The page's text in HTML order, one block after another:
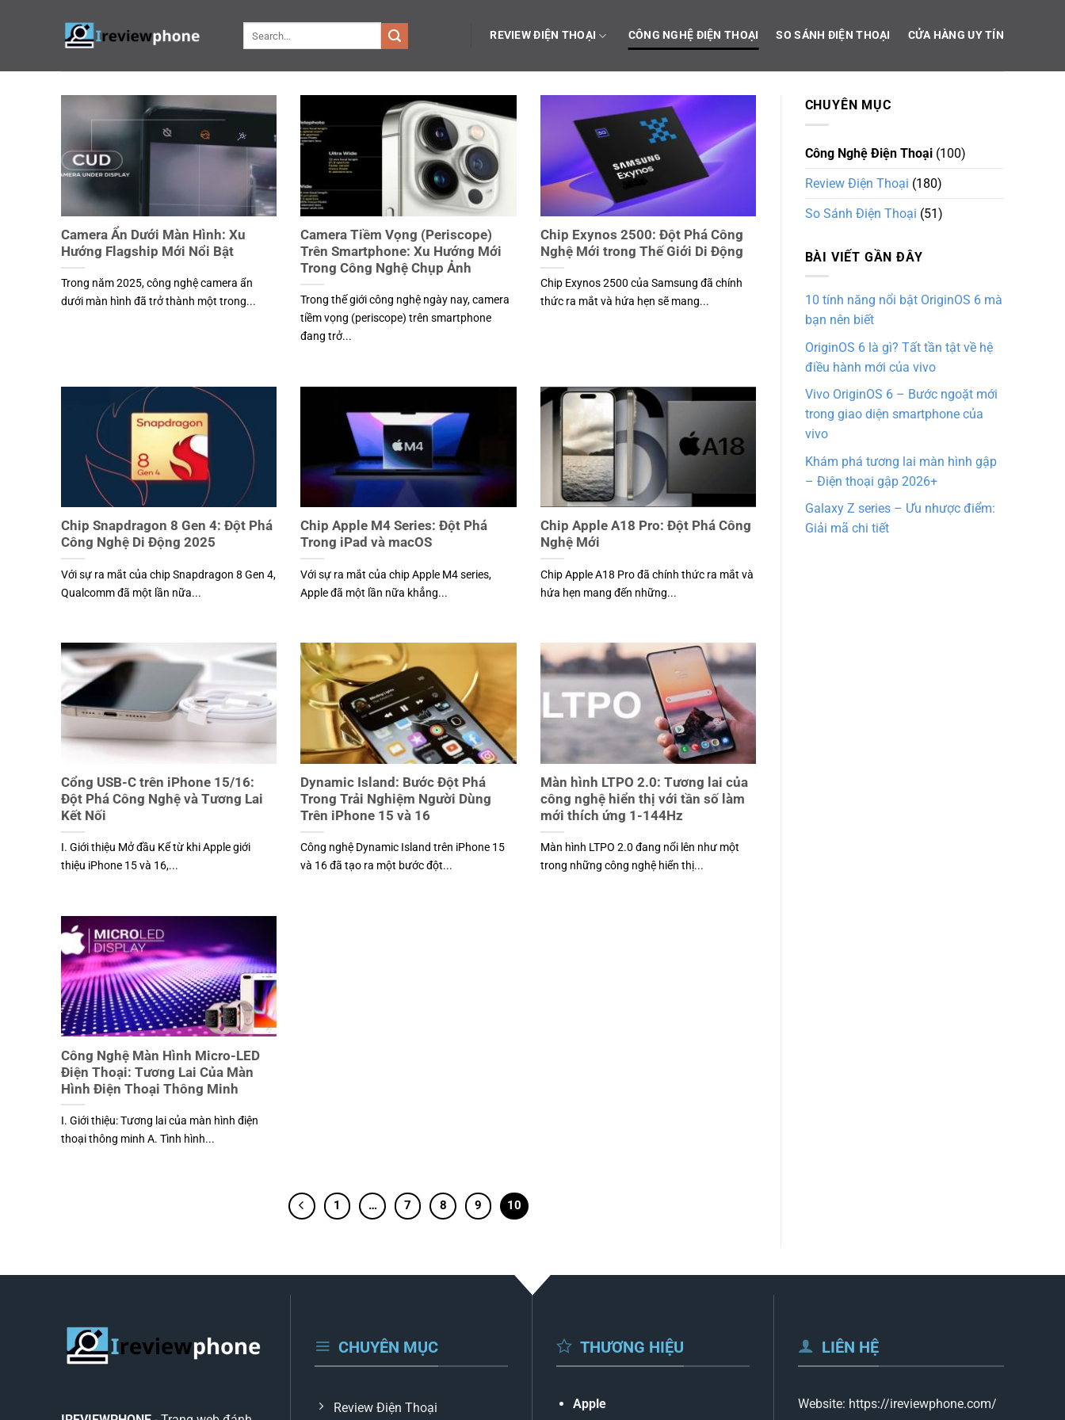
REVIEW ĐIỆN THOẠI CÔNG NGHỆ ĐIỆN THOẠI SO SÁNH ĐIỆN THOẠI CỬA HÀNG UY TÍN
Camera Ẩn Dưới Màn Hình: Xu
Hướng Flagship Mới Nổi Bật
Trong năm 2025, công nghệ camera ẩn
dưới màn hình đã trở thành một trong...
Camera Tiềm Vọng (Periscope)
Trên Smartphone: Xu Hướng Mới
Trong Công Nghệ Chụp Ảnh
Trong thế giới công nghệ ngày nay, camera
tiềm vọng (periscope) trên smartphone
đang trở...
Chip Exynos 2500: Đột Phá Công
Nghệ Mới trong Thế Giới Di Động
Chip Exynos 2500 của Samsung đã chính
thức ra mắt và hứa hẹn sẽ mang...
Chip Snapdragon 8 Gen 4: Đột Phá
Công Nghệ Di Động 2025
Với sự ra mắt của chip Snapdragon 8 Gen 4,
Qualcomm đã một lần nữa...
Chip Apple M4 Series: Đột Phá
Trong iPad và macOS
Với sự ra mắt của chip Apple M4 series,
Apple đã một lần nữa khẳng...
Chip Apple A18 Pro: Đột Phá Công
Nghệ Mới
Chip Apple A18 Pro đã chính thức ra mắt và
hứa hẹn mang đến những...
Cổng USB-C trên iPhone 15/16:
Đột Phá Công Nghệ và Tương Lai
Kết Nối
I. Giới thiệu Mở đầu Kể từ khi Apple giới
thiệu iPhone 15 và 16,...
Dynamic Island: Bước Đột Phá
Trong Trải Nghiệm Người Dùng
Trên iPhone 15 và 16
Công nghệ Dynamic Island trên iPhone 15
và 16 đã tạo ra một bước đột...
Màn hình LTPO 2.0: Tương lai của
công nghệ hiển thị với tần số làm
mới thích ứng 1-144Hz
Màn hình LTPO 2.0 đang nổi lên như một
trong những công nghệ hiển thị...
Công Nghệ Màn Hình Micro-LED
Điện Thoại: Tương Lai Của Màn
Hình Điện Thoại Thông Minh
I. Giới thiệu: Tương lai của màn hình điện
thoại thông minh A. Tình hình...
1 … 7 8 9 10
CHUYÊN MỤC
Công Nghệ Điện Thoại(100)
Review Điện Thoại (180)
So Sánh Điện Thoại (51)
BÀI VIẾT GẦN ĐÂY
10 tính năng nổi bật OriginOS 6 mà
bạn nên biết
OriginOS 6 là gì? Tất tần tật về hệ
điều hành mới của vivo
Vivo OriginOS 6 – Bước ngoặt mới
trong giao diện smartphone của
vivo
Khám phá tương lai màn hình gập
– Điện thoại gập 2026+
Galaxy Z series – Ưu nhược điểm:
Giải mã chi tiết
CHUYÊN MỤC
Review Điện Thoại
THƯƠNG HIỆU
Apple
LIÊN HỆ
Website: https://ireviewphone.com/